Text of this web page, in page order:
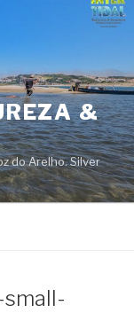
&
do Arelho. Silver